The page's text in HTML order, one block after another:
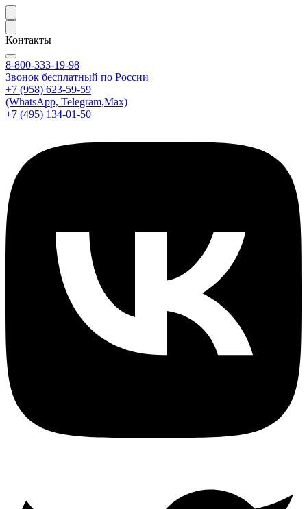
Контакты
8-800-333-19-98
Звонок бесплатный по России
+7 (958) 623-59-59
(WhatsApp, Telegram,Max)
+7 (495) 134-01-50